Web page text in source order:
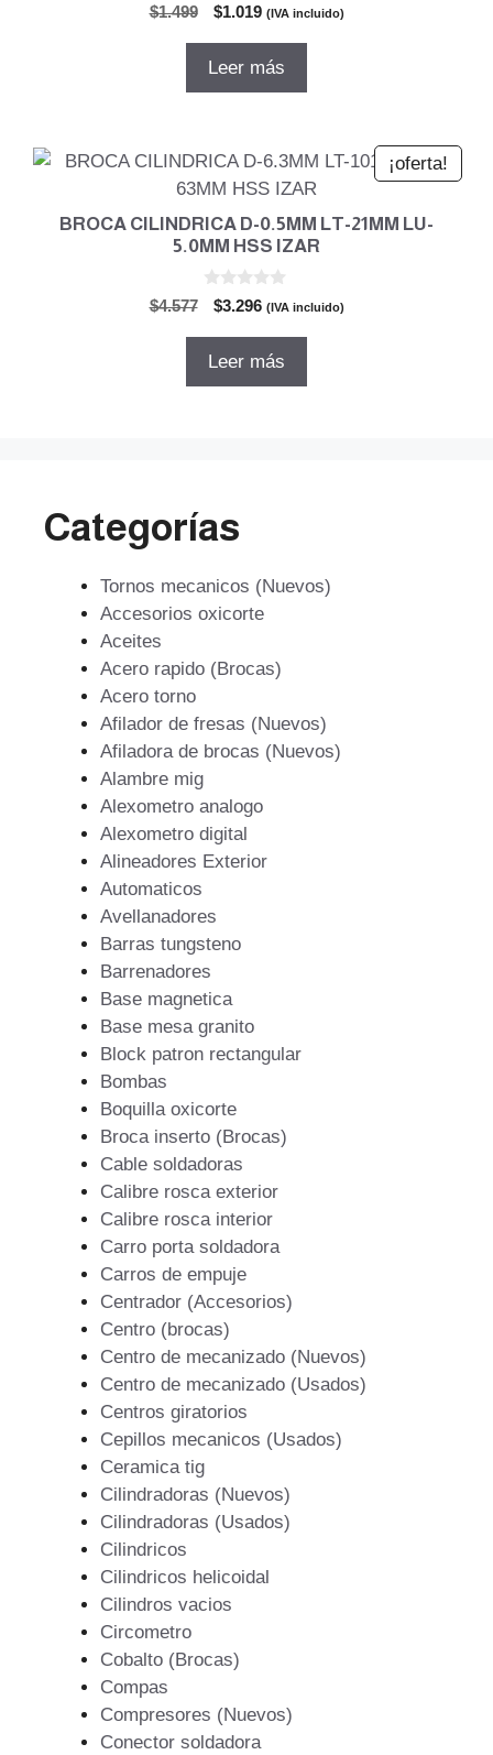
$1.499
El
original
$1.019El
actual
(IVA incluido)
Leer más
¡oferta!
BROCA CILINDRICA D-0.5MM LT-21MM LU-
5.0MM HSS IZAR
$4.577
El
original
$3.296El
actual
(IVA incluido)
Leer más
Categorías
Tornos mecanicos (Nuevos)
Accesorios oxicorte
Aceites
Acero rapido (Brocas)
Acero torno
Afilador de fresas (Nuevos)
Afiladora de brocas (Nuevos)
Alambre mig
Alexometro analogo
Alexometro digital
Alineadores Exterior
Automaticos
Avellanadores
Barras tungsteno
Barrenadores
Base magnetica
Base mesa granito
Block patron rectangular
Bombas
Boquilla oxicorte
Broca inserto (Brocas)
Cable soldadoras
Calibre rosca exterior
Calibre rosca interior
Carro porta soldadora
Carros de empuje
Centrador (Accesorios)
Centro (brocas)
Centro de mecanizado (Nuevos)
Centro de mecanizado (Usados)
Centros giratorios
Cepillos mecanicos (Usados)
Ceramica tig
Cilindradoras (Nuevos)
Cilindradoras (Usados)
Cilindricos
Cilindricos helicoidal
Cilindros vacios
Circometro
Cobalto (Brocas)
Compas
Compresores (Nuevos)
Conector soldadora